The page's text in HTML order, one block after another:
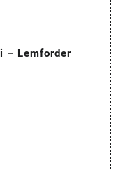
– Lemforder